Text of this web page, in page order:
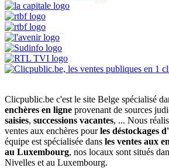
Clicpublic.be c'est le site Belge spécialisé
enchères en ligne provenant de sources
saisies, successions vacantes, ... Nous
ventes aux enchères pourles déstockages
équipe est spécialisée dans les ventes aux
au Luxembourg, nos locaux sont situés
Nivelles et au Luxembourg.